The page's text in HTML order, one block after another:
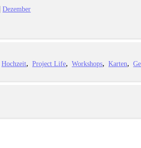
|Dezember
Hochzeit Project Life Workshops Karten